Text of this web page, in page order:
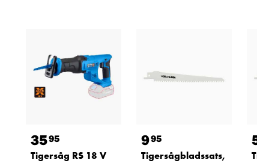
3595
Tigersåg RS 18 V
995
Tigersågbladssats,
5